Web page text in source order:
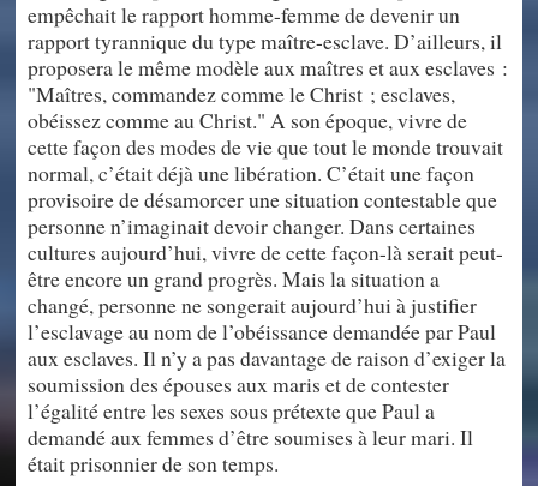
empêchait le rapport homme-femme de devenir un
rapport tyrannique du type maître-esclave. D’ailleurs, il
proposera le même modèle aux maîtres et aux esclaves :
"Maîtres, commandez comme le Christ ; esclaves,
obéissez comme au Christ." A son époque, vivre de
cette façon des modes de vie que tout le monde trouvait
normal, c’était déjà une libération. C’était une façon
provisoire de désamorcer une situation contestable que
personne n’imaginait devoir changer. Dans certaines
cultures aujourd’hui, vivre de cette façon-là serait peut-
être encore un grand progrès. Mais la situation a
changé, personne ne songerait aujourd’hui à justifier
l’esclavage au nom de l’obéissance demandée par Paul
aux esclaves. Il n’y a pas davantage de raison d’exiger la
soumission des épouses aux maris et de contester
l’égalité entre les sexes sous prétexte que Paul a
demandé aux femmes d’être soumises à leur mari. Il
était prisonnier de son temps.